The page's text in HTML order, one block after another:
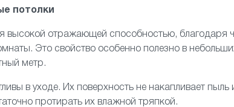
потолки
высокой отражающей способностью, благодаря
Это свойство особенно полезно в
метр.
в уходе. Их поверхность не накапливает пыль
протирать их влажной тряпкой.